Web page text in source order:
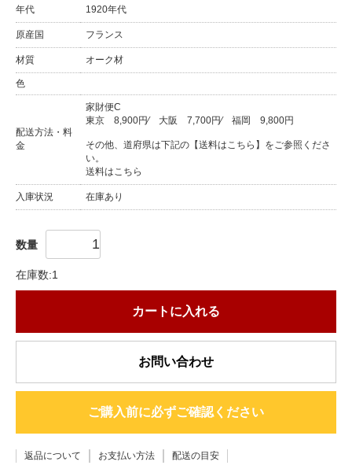
年代 1920年代
原産国 フランス
材質 オーク材
色
配送方法・料
金
家財便C
東京
8,900円⁄ 大阪 7,700円⁄ 福岡 9,800円
その他、道府県は下記の【送料はこちら】をご参照くださ
い。
送料はこちら
入庫状況 在庫あり
数量
在庫数:1
カートに入れる
お問い合わせ
ご購入前に必ずご確認ください
返品について お支払い方法 配送の目安